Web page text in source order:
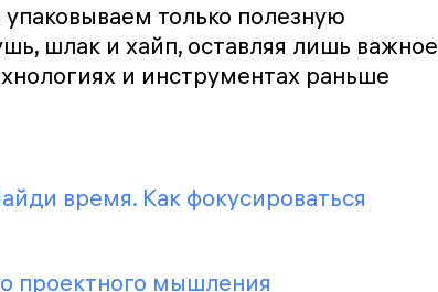
только полезную
шлак и хайп, оставляя лишь важное
и инструментах раньше
время. Как фокусироваться
проектного мышления